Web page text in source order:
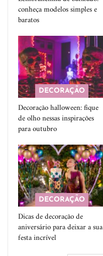
conheça modelos simples e
baratos
DECORAÇÃO
Decoração halloween: fique
de olho nessas inspirações
para outubro
DECORAÇÃO
Dicas de decoração de
aniversário para deixar a sua
festa incrível